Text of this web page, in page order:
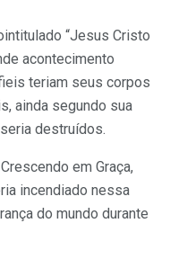
“Jesus Cristo
acontecimento
teriam seus corpos
ainda segundo sua
destruídos.
em Graça,
incendiado nessa
do mundo durante